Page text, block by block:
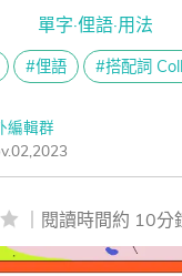
單字·俚語·用法
#俚語 #搭配詞
編輯群
｜閱讀時間約 10分